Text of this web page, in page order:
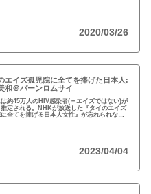
2020/03/26
エイズ孤児院に全てを捧げた日本人:
和＠バーンロムサイ
は約45万人のHIV感染者(＝エイズではない)が
定される。NHKが放送した『タイのエイズ
全てを捧げる日本人女性』が忘れられな
2023/04/04